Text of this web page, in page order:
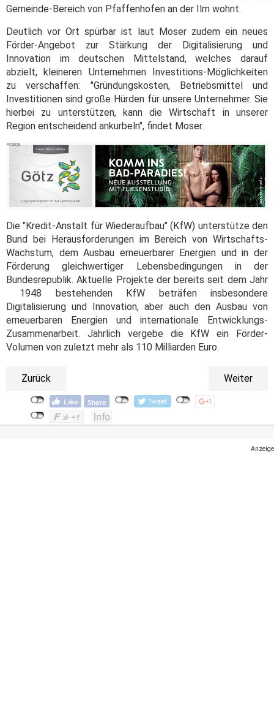
Gemeinde-Bereich von Pfaffenhofen an der Ilm wohnt.
Deutlich vor Ort spürbar ist laut Moser zudem ein neues
Förder-Angebot zur Stärkung der Digitalisierung und
Innovation im deutschen Mittelstand, welches darauf
abzielt, kleineren Unternehmen Investitions-Möglichkeiten
zu verschaffen: "Gründungskosten, Betriebsmittel und
Investitionen sind große Hürden für unsere Unternehmer. Sie
hierbei zu unterstützen, kann die Wirtschaft in unserer
Region entscheidend ankurbeln", findet Moser.
Die "Kredit-Anstalt für Wiederaufbau" (KfW) unterstütze den
Bund bei Herausforderungen im Bereich von Wirtschafts-
Wachstum, dem Ausbau erneuerbarer Energien und in der
Förderung gleichwertiger Lebensbedingungen in der
Bundesrepublik. Aktuelle Projekte der bereits seit dem Jahr
1948 bestehenden KfW beträfen insbesondere
Digitalisierung und Innovation, aber auch den Ausbau von
erneuerbaren Energien und internationale Entwicklungs-
Zusammenarbeit. Jährlich vergebe die KfW ein Förder-
Volumen von zuletzt mehr als 110 Milliarden Euro.
Zurück Weiter
Anzeige